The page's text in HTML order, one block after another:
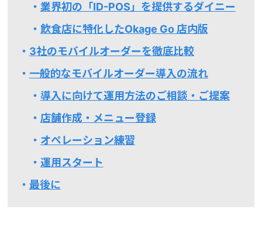
業界初の「ID-POS」を提供するダイニー
飲食店に特化したOkage Go 店内版
3社のモバイルオーダーを徹底比較
一般的なモバイルオーダー導入の流れ
導入に向けて運用方法のご相談・ご提案
店舗作成・メニュー登録
オペレーション練習
運用スタート
最後に